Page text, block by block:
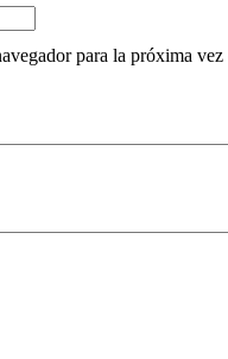
para la próxima vez